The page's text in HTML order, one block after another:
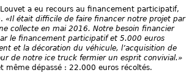
a eu recours au financement participatif,
«Il était difficile de faire financer notre projet par
collecte en mai 2016. Notre besoin financier
le financement participatif et 5.000 euros
et la décoration du véhicule, l’acquisition de
de notre ice truck fermier un esprit convivial.»
même dépassé : 22.000 euros récoltés.